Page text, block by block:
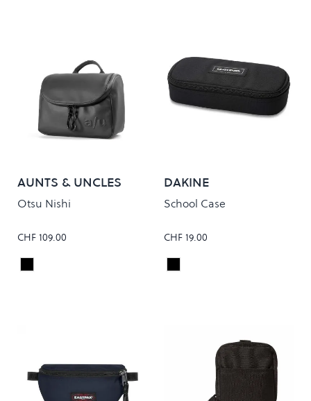
AUNTS & UNCLES
Otsu Nishi
CHF 109.00
Colour
Anthracite Black
DAKINE
School Case
CHF 19.00
Colour
Black